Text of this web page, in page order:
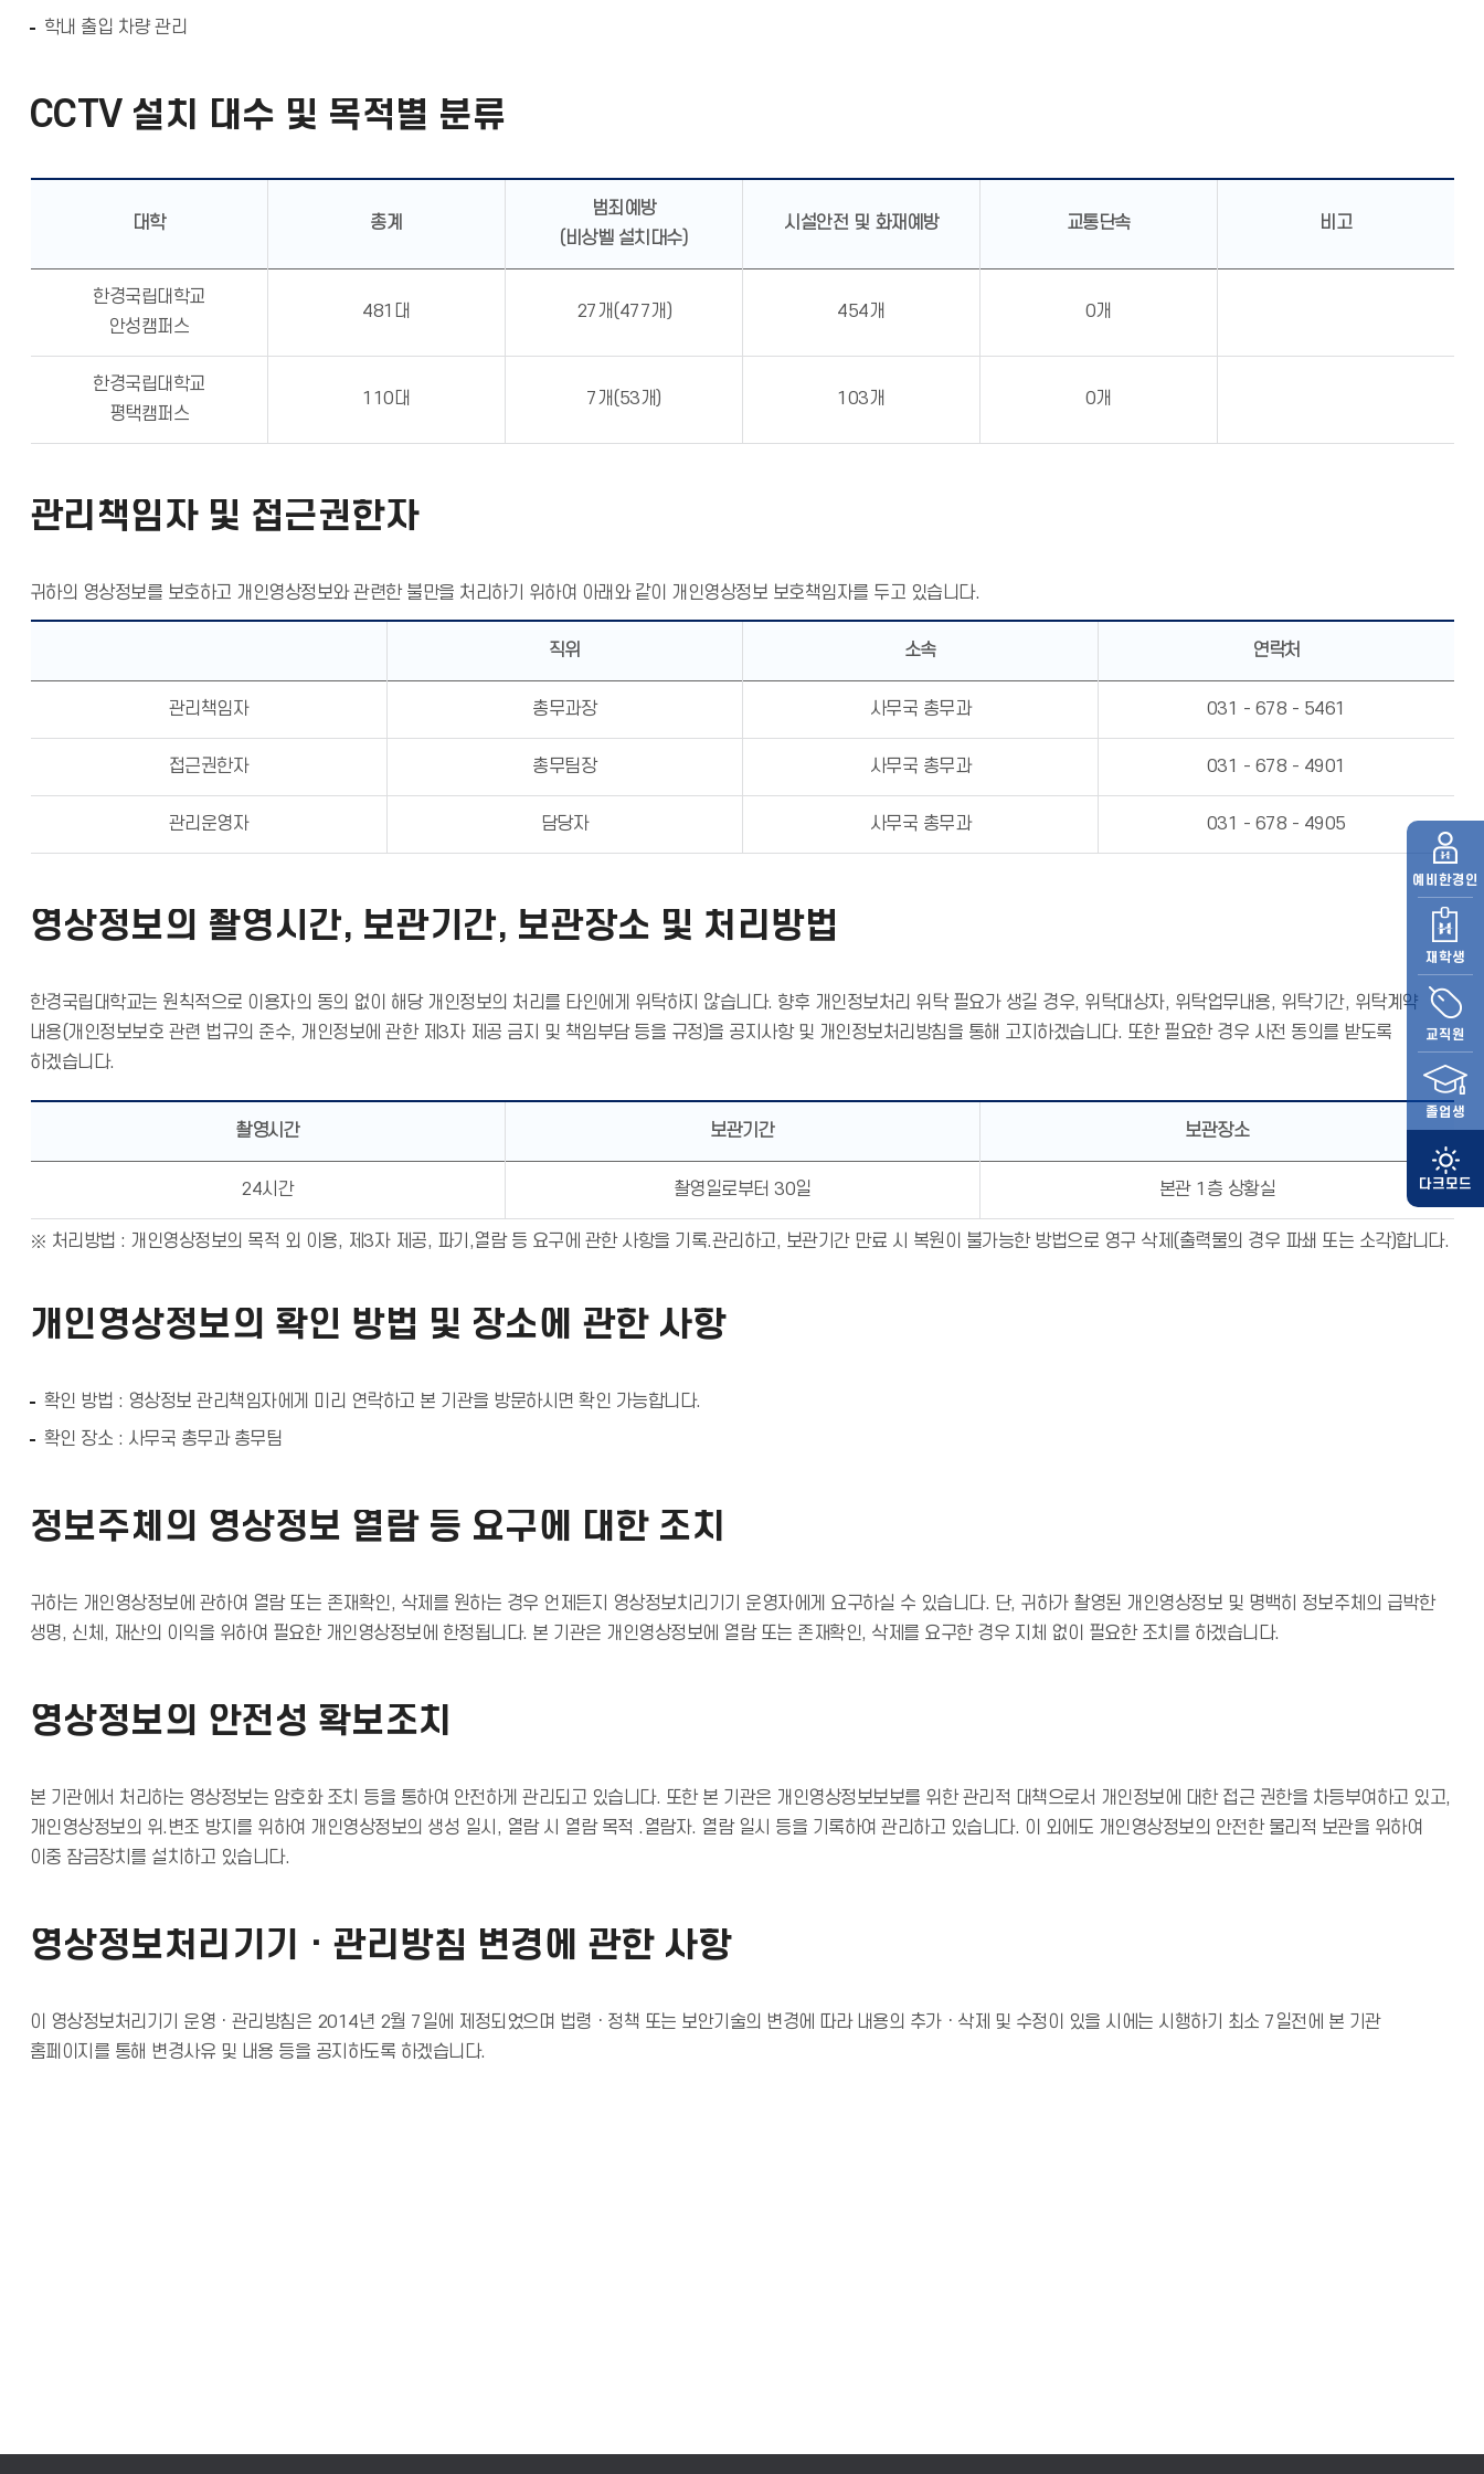
예비 한경인
재학생
교직원
졸업생
학내 출입 차량 관리
CCTV 설치 대수 및 목적별 분류
대학 총계
범죄예방
(비상벨 설치대수)
시설안전 및 화재예방 교통단속 비고
한경국립대학교
안성캠퍼스
481대 27개(477개) 454개 0개
한경국립대학교
평택캠퍼스
110대 7개(53개) 103개 0개
관리책임자 및 접근권한자
귀하의 영상정보를 보호하고 개인영상정보와 관련한 불만을 처리하기 위하여 아래와 같이 개인영상정보 보호책임자를 두고 있습니다.
직위 소속 연락처
관리책임자 총무과장 사무국 총무과 031 - 678 - 5461
접근권한자 총무팀장 사무국 총무과 031 - 678 - 4901
관리운영자 담당자 사무국 총무과 031 - 678 - 4905
영상정보의 촬영시간, 보관기간, 보관장소 및 처리방법
한경국립대학교는 원칙적으로 이용자의 동의 없이 해당 개인정보의 처리를 타인에게 위탁하지 않습니다. 향후 개인정보처리 위탁 필요가 생길 경우, 위탁대상자, 위탁업무내용, 위탁기간, 위탁계약
내용(개인정보보호 관련 법규의 준수, 개인정보에 관한 제3자 제공 금지 및 책임부담 등을 규정)을 공지사항 및 개인정보처리방침을 통해 고지하겠습니다. 또한 필요한 경우 사전 동의를 받도록
하겠습니다.
촬영시간 보관기간 보관장소
24시간 촬영일로부터 30일 본관 1층 상황실
처리방법 : 개인영상정보의 목적 외 이용, 제3자 제공, 파기,열람 등 요구에 관한 사항을 기록.관리하고, 보관기간 만료 시 복원이 불가능한 방법으로 영구 삭제(출력물의 경우 파쇄 또는 소각)합니다.
개인영상정보의 확인 방법 및 장소에 관한 사항
확인 방법 : 영상정보 관리책임자에게 미리 연락하고 본 기관을 방문하시면 확인 가능합니다.
확인 장소 : 사무국 총무과 총무팀
정보주체의 영상정보 열람 등 요구에 대한 조치
귀하는 개인영상정보에 관하여 열람 또는 존재확인, 삭제를 원하는 경우 언제든지 영상정보치리기기 운영자에게 요구하실 수 있습니다. 단, 귀하가 촬영된 개인영상정보 및 명백히 정보주체의 급박한
생명, 신체, 재산의 이익을 위하여 필요한 개인영상정보에 한정됩니다. 본 기관은 개인영상정보에 열람 또는 존재확인, 삭제를 요구한 경우 지체 없이 필요한 조치를 하겠습니다.
영상정보의 안전성 확보조치
본 기관에서 처리하는 영상정보는 암호화 조치 등을 통하여 안전하게 관리되고 있습니다. 또한 본 기관은 개인영상정보보보를 위한 관리적 대책으로서 개인정보에 대한 접근 권한을 차등부여하고 있고,
개인영상정보의 위.변조 방지를 위하여 개인영상정보의 생성 일시, 열람 시 열람 목적 .열람자. 열람 일시 등을 기록하여 관리하고 있습니다. 이 외에도 개인영상정보의 안전한 물리적 보관을 위하여
이중 잠금장치를 설치하고 있습니다.
영상정보처리기기ㆍ관리방침 변경에 관한 사항
이 영상정보처리기기 운영ㆍ관리방침은 2014년 2월 7일에 제정되었으며 법령ㆍ정책 또는 보안기술의 변경에 따라 내용의 추가ㆍ삭제 및 수정이 있을 시에는 시행하기 최소 7일전에 본 기관
홈페이지를 통해 변경사유 및 내용 등을 공지하도록 하겠습니다.